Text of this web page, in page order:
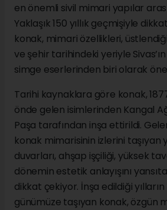
en önemli sivil mimari yapılar
Yaklaşık 150 yıllık geçmişiyle
konak, mimari özellikleri,
ve şehir tarihindeki yeriyle
simge eserlerinden biri olarak öne
Tarihi kaynaklara göre konak,
önde gelen isimlerinden Kangal
Paşa tarafından inşa ettirildi.
konak mimarisinin izlerini taşıyan
duvarları, ahşap işçiliği, yüksek
dönemin estetik anlayışını
dikkat çekiyor. İnşa edildiği
günümüze taşıyan konak, özgün